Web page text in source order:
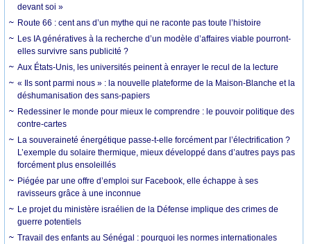
devant soi »
Route 66 : cent ans d’un mythe qui ne raconte pas toute l’histoire
Les IA génératives à la recherche d’un modèle d’affaires viable pourront-
elles survivre sans publicité ?
Aux États-Unis, les universités peinent à enrayer le recul de la lecture
« Ils sont parmi nous » : la nouvelle plateforme de la Maison-Blanche et la
déshumanisation des sans-papiers
Redessiner le monde pour mieux le comprendre : le pouvoir politique des
contre-cartes
La souveraineté énergétique passe-t-elle forcément par l’électrification ?
L’exemple du solaire thermique, mieux développé dans d’autres pays pas
forcément plus ensoleillés
Piégée par une offre d’emploi sur Facebook, elle échappe à ses
ravisseurs grâce à une inconnue
Le projet du ministère israélien de la Défense implique des crimes de
guerre potentiels
Travail des enfants au Sénégal : pourquoi les normes internationales